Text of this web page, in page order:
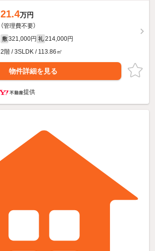
21.4万円
（管理費不要）
敷 321,000円 礼 214,000円
2階 / 3SLDK / 113.86㎡
物件詳細を見る
提供